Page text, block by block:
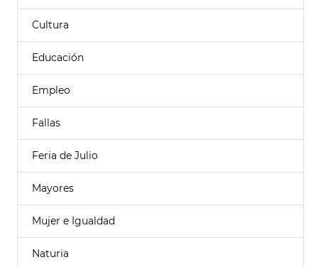
Cultura
Educación
Empleo
Fallas
Feria de Julio
Mayores
Mujer e Igualdad
Naturia